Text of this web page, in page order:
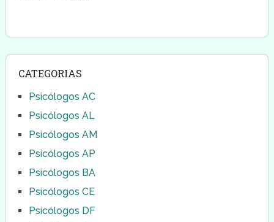
CATEGORIAS
Psicólogos AC
Psicólogos AL
Psicólogos AM
Psicólogos AP
Psicólogos BA
Psicólogos CE
Psicólogos DF